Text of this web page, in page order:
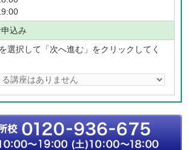
込み
選択して「次へ進む」をクリックしてく